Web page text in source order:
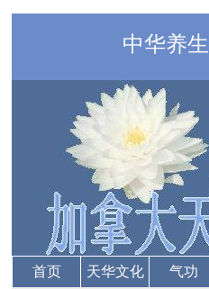
中华养
首页 天华文化 气功